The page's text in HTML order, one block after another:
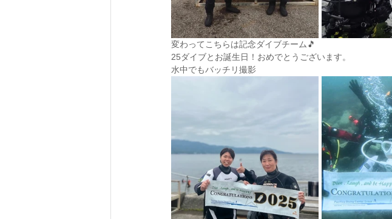
変わってこちらは記念ダイブチーム🎵
25ダイブとお誕生日！おめでとうございます。
水中でもバッチリ撮影